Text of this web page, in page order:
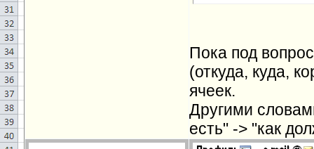
Пока под
(откуда, куда,
ячеек.
Другими
есть" -> "как